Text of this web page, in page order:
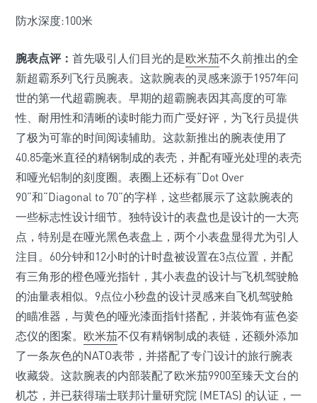
防水深度:100米
腕表点评： 首先吸引人们目光的是欧米茄不久前推出的全
新超霸系列飞行员腕表。这款腕表的灵感来源于1957年问
世的第一代超霸腕表。早期的超霸腕表因其高度的可靠
性、耐用性和清晰的读时能力而广受好评，为飞行员提供
了极为可靠的时间阅读辅助。这款新推出的腕表使用了
40.85毫米直径的精钢制成的表壳，并配有哑光处理的表壳
和哑光铝制的刻度圈。表圈上还标有“Dot Over
90”和“Diagonal to 70”的字样，这些都展示了这款腕表的
一些标志性设计细节。独特设计的表盘也是设计的一大亮
点，特别是在哑光黑色表盘上，两个小表盘显得尤为引人
注目。60分钟和12小时的计时盘被设置在3点位置，并配
有三角形的橙色哑光指针，其小表盘的设计与飞机驾驶舱
的油量表相似。9点位小秒盘的设计灵感来自飞机驾驶舱
的瞄准器，与黄色的哑光漆面指针搭配，并装饰有蓝色姿
态仪的图案。 欧米茄不仅有精钢制成的表链，还额外添加
了一条灰色的NATO表带，并搭配了专门设计的旅行腕表
收藏袋。这款腕表的内部装配了欧米茄9900至臻天文台的
机芯，并已获得瑞士联邦计量研究院 (METAS) 的认证，一